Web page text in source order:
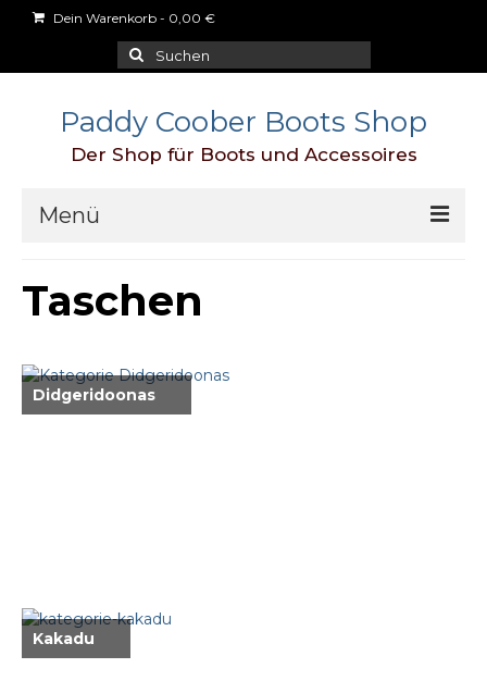
Dein Warenkorb - 0,00 €
Suchen
nach:
Paddy Coober Boots Shop
Der Shop für Boots und Accessoires
Menü
Aigle
Blundstone
Redback
Taschen
Didgeridoonas
Kakadu